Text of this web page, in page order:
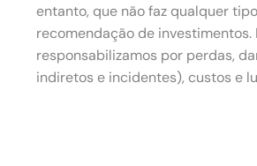
entanto, que não faz qualquer
recomendação de investimentos.
responsabilizamos por perdas,
indiretos e incidentes), custos e